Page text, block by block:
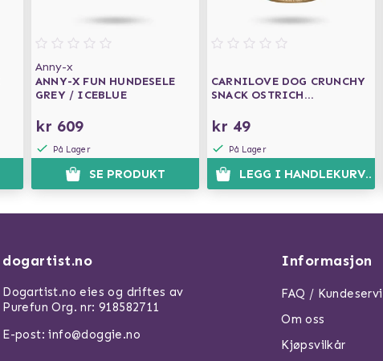
Anny-x
ANNY-X FUN HUNDESELE
GREY / ICEBLUE
kr 609
På Lager
SE PRODUKT
CARNILOVE DOG CRUNCHY
SNACK OSTRICH
kr 49
På Lager
LEGG I HANDLEKURVEN
dogartist.no
Dogartist.no eies og driftes av
Purefun Org. nr: 918582711
E-post: info@doggie.no
Informasjon
FAQ /
Om oss
Kjøpsvilkår